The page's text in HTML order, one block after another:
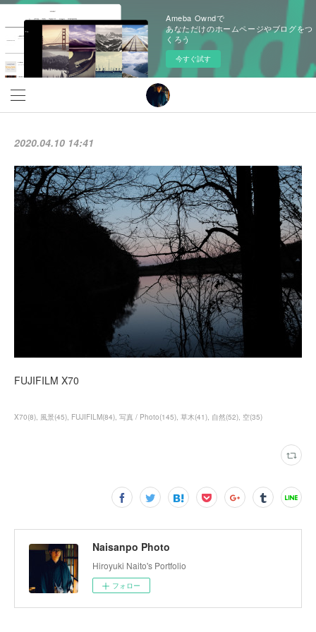
Ameba Owndで
あなただけのホームページやブログをつ
くろう
今すぐ試す
2020.04.10 14:41
FUJIFILM X70
X70(8) 風景(45) FUJIFILM(84) 写真 / Photo(145) 草木(41) 自然(52) 空(35)
Naisanpo Photo
Hiroyuki Naito's Portfolio
フォロー